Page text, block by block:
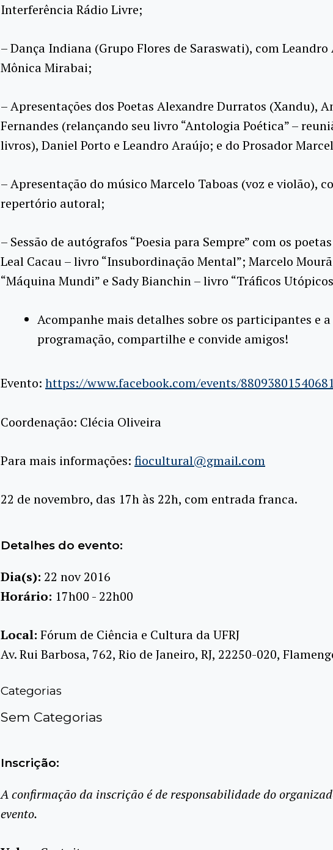
Interferência Rádio Livre;
– Dança Indiana (Grupo Flores de Saraswati), com Leandro
Mônica Mirabai;
– Apresentações dos Poetas Alexandre Durratos (Xandu),
Fernandes (relançando seu livro “Antologia Poética” –
livros), Daniel Porto e Leandro Araújo; e do Prosador
– Apresentação do músico Marcelo Taboas (voz e violão),
repertório autoral;
– Sessão de autógrafos “Poesia para Sempre” com os
Leal Cacau – livro “Insubordinação Mental”; Marcelo
“Máquina Mundi” e Sady Bianchin – livro “Tráficos
Acompanhe mais detalhes sobre os participantes e a
programação, compartilhe e convide amigos!
Evento: https://www.facebook.com/events/
Coordenação: Clécia Oliveira
Para mais informações: fiocultural@gmail.com
22 de novembro, das 17h às 22h, com entrada franca.
Detalhes do evento:
Dia(s): 22 nov 2016
Horário: 17h00 - 22h00
Local: Fórum de Ciência e Cultura da UFRJ
Av. Rui Barbosa, 762, Rio de Janeiro, RJ, 22250-020,
Categorias
Sem Categorias
Inscrição:
A confirmação da inscrição é de responsabilidade do
evento.